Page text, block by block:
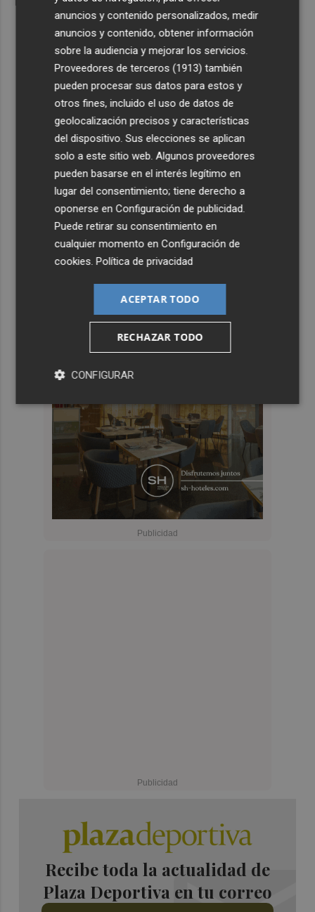
Recibe toda la actualidad de
Plaza Deportiva en tu correo
anuncios y contenido personalizados, medir
anuncios y contenido, obtener información
sobre la audiencia y mejorar los servicios.
Proveedores de terceros (1913) también
pueden procesar sus datos para estos y
otros fines, incluido el uso de datos de
geolocalización precisos y características
del dispositivo. Sus elecciones se aplican
solo a este sitio web. Algunos proveedores
pueden basarse en el interés legítimo en
lugar del consentimiento; tiene derecho a
oponerse enConfiguración de publicidad
Puede retirar su consentimiento en
cualquier momento enConfiguración de
cookies .Política de privacidad
ACEPTAR TODO
RECHAZAR TODO
CONFIGURAR